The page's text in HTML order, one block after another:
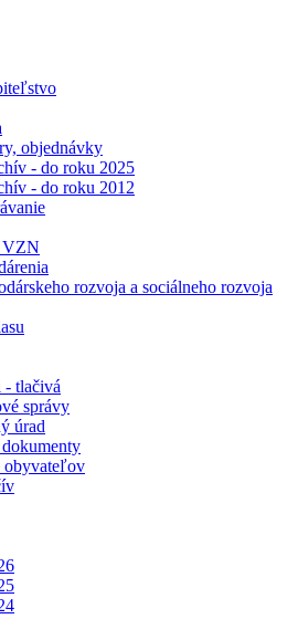
objednávky
- do roku 2025
- do roku 2012
VZN
rozvoja a sociálneho rozvoja
- tlačivá
správy
úrad
obyvateľov